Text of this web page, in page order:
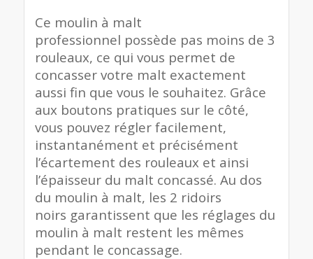
Ce moulin à malt
professionnel possède pas moins de 3
rouleaux, ce qui vous permet de
concasser votre malt exactement
aussi fin que vous le souhaitez. Grâce
aux boutons pratiques sur le côté,
vous pouvez régler facilement,
instantanément et précisément
l’écartement des rouleaux et ainsi
l’épaisseur du malt concassé. Au dos
du moulin à malt, les 2 ridoirs
noirs garantissent que les réglages du
moulin à malt restent les mêmes
pendant le concassage.